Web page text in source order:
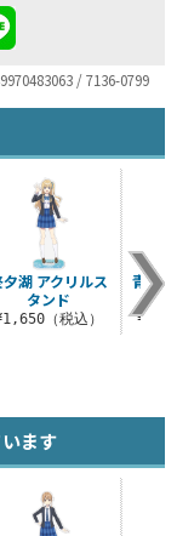
/ 7136-0799
夕湖 アクリルス
タンド
（税込）
青海
ます